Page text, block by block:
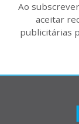
Ao
aceitar
publicitárias